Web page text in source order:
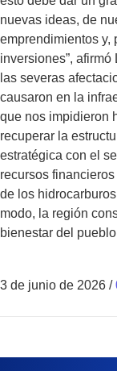
nuevas ideas, de
emprendimientos y,
inversiones”,
las severas
causaron en la
que nos impidieron
recuperar la
estratégica con el
recursos
de los
modo, la región
bienestar del
3 de junio de 2026 /